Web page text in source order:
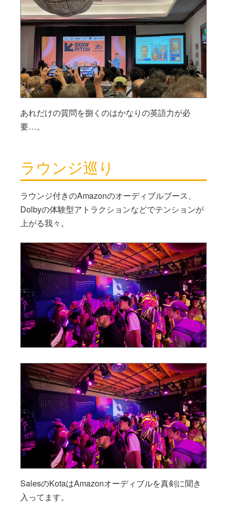
あれだけの質問を捌くのはかなりの英語力が必
要…。
ラウンジ巡り
ラウンジ付きのAmazonのオーディブルブース、
Dolbyの体験型アトラクションなどでテンションが
上がる我々。
SalesのKotaはAmazonオーディブルを真剣に聞き
入ってます。